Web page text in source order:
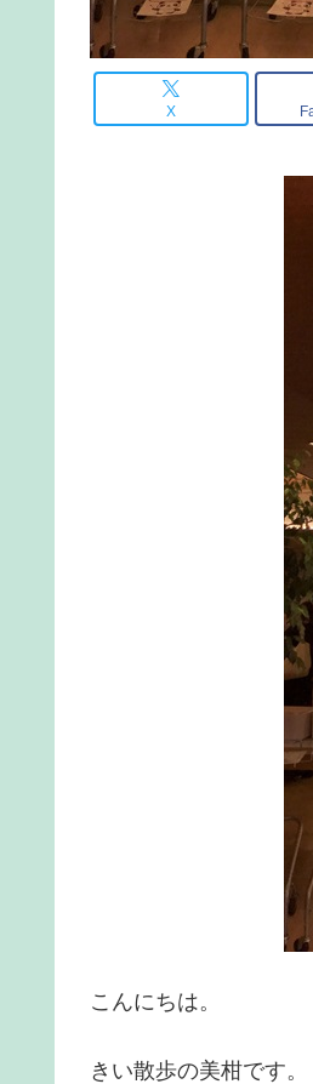
X
こんにちは。
きい散歩の美柑です。